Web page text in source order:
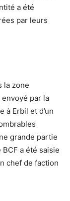
a été
par leurs
la zone
envoyé par la
à Erbil et d’un
grande partie
a été saisie
chef de faction